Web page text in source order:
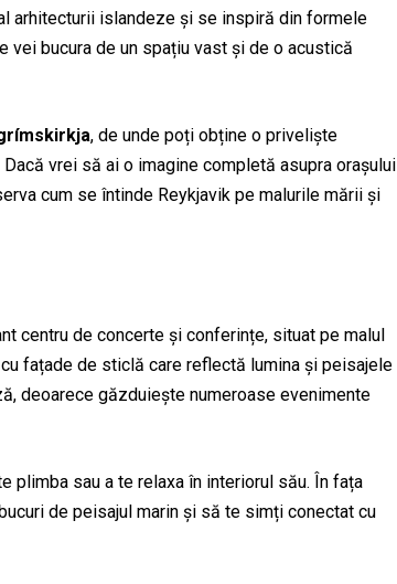
arhitecturii islandeze și se inspiră din formele
vei bucura de un spațiu vast și de o acustică
, de unde poți obține o priveliște
vrei să ai o imagine completă asupra orașului
cum se întinde Reykjavik pe malurile mării și
centru de concerte și conferințe, situat pe malul
fațade de sticlă care reflectă lumina și peisajele
deoarece găzduiește numeroase evenimente
plimba sau a te relaxa în interiorul său. În fața
de peisajul marin și să te simți conectat cu